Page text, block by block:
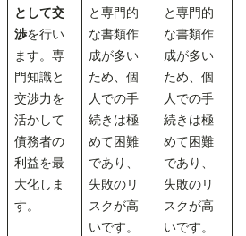
として交
渉を行い
ます。専
門知識と
交渉力を
活かして
債務者の
利益を最
大化しま
す。
と専門的
な書類作
成が多い
ため、個
人での手
続きは極
めて困難
であり、
失敗のリ
スクが高
いです。
と専門的
な書類作
成が多い
ため、個
人での手
続きは極
めて困難
であり、
失敗のリ
スクが高
いです。